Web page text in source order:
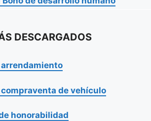
DESCARGADOS
de vehículo
honorabilidad